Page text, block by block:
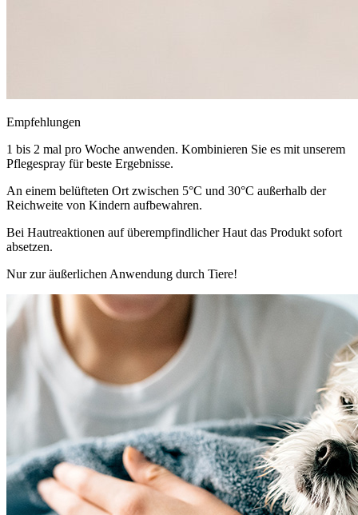
Empfehlungen
1 bis 2 mal pro Woche anwenden. Kombinieren Sie es mit unserem
Pflegespray für beste Ergebnisse.
An einem belüfteten Ort zwischen 5°C und 30°C außerhalb der
Reichweite von Kindern aufbewahren.
Bei Hautreaktionen auf überempfindlicher Haut das Produkt sofort
absetzen.
Nur zur äußerlichen Anwendung durch Tiere!